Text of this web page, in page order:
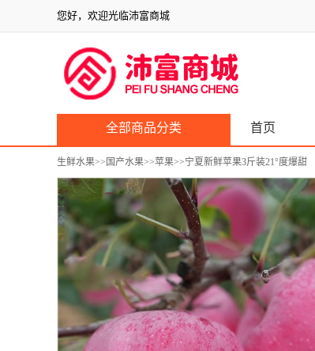
您好，欢迎光临沛富商城
全部商品分类 首页
生鲜水果>> 国产水果>>苹果>>宁夏新鲜苹果3斤装21°度爆甜